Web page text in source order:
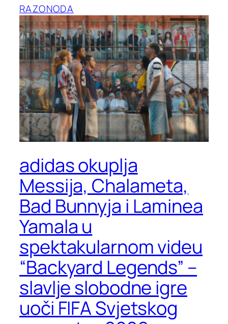
RAZONODA
adidas okuplja
Messija, Chalameta,
Bad Bunnyja i Laminea
Yamala u
spektakularnom videu
“Backyard Legends” –
slavlje slobodne igre
uoči FIFA Svjetskog